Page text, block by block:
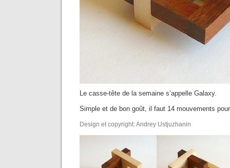
Le casse-tête de la semaine s’appelle Galaxy.
Simple et de bon goût, il faut 14 mouvements
Design et copyright: Andrey Ustjuzhanin